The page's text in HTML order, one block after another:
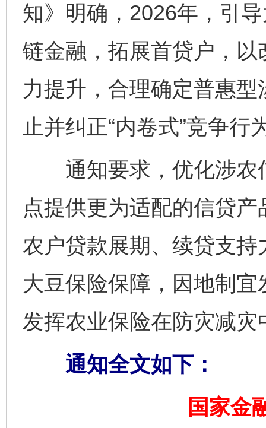
知》明确，2026年，引
链金融，拓展首贷户，
力提升，合理确定普惠
止并纠正“内卷式”竞争行
通知要求，优化涉农
点提供更为适配的信贷
农户贷款展期、续贷支
大豆保险保障，因地制
发挥农业保险在防灾减灾
通知全文如下：
国家金